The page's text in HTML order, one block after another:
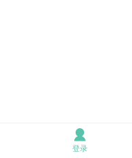
登录